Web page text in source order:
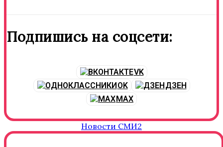
Подпишись на соцсети:
VK
OK
ДЗЕН
MAX
Новости СМИ2